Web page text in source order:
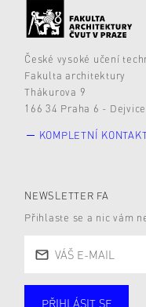
České vysoké učení
Fakulta architektury
Thákurova 9
166 34 Praha 6 - Dejvice
KOMPLETNÍ
NEWSLETTER FA
Přihlaste se a nic vám
PŘIHLÁSIT SE